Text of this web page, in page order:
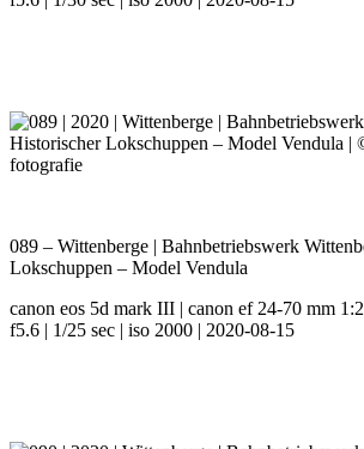
089 – Wittenberge | Bahnbetriebswerk
Lokschuppen – Model Vendula
canon eos 5d mark III | canon ef 24-70 mm
f5.6 | 1/25 sec | iso 2000 | 2020-08-15